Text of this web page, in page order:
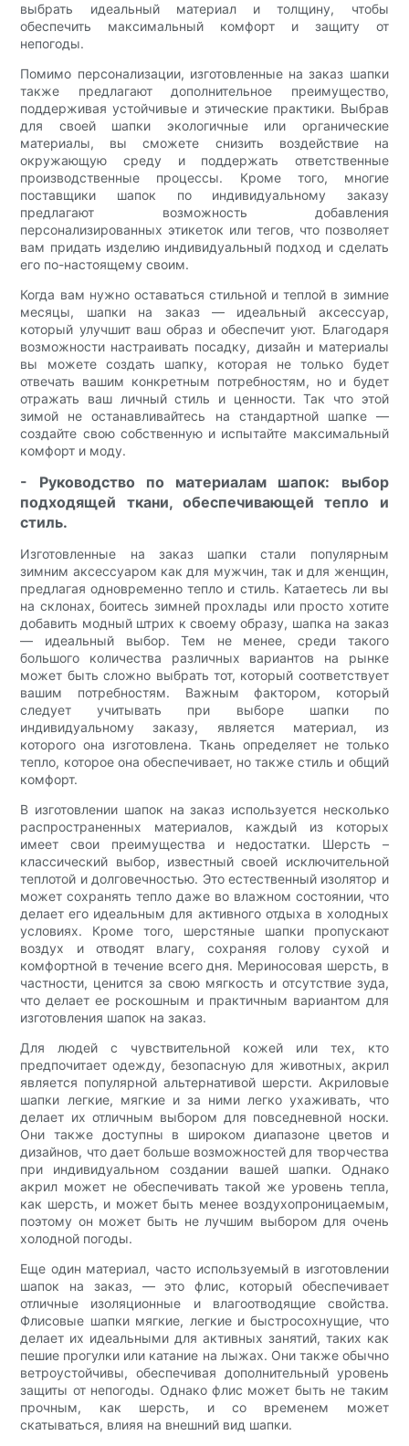
выбрать идеальный материал и толщину, чтобы
обеспечить максимальный комфорт и защиту от
непогоды.
Помимо персонализации, изготовленные на заказ шапки
также предлагают дополнительное преимущество,
поддерживая устойчивые и этические практики. Выбрав
для своей шапки экологичные или органические
материалы, вы сможете снизить воздействие на
окружающую среду и поддержать ответственные
производственные процессы. Кроме того, многие
поставщики шапок по индивидуальному заказу
предлагают возможность добавления
персонализированных этикеток или тегов, что позволяет
вам придать изделию индивидуальный подход и сделать
его по-настоящему своим.
Когда вам нужно оставаться стильной и теплой в зимние
месяцы, шапки на заказ — идеальный аксессуар,
который улучшит ваш образ и обеспечит уют. Благодаря
возможности настраивать посадку, дизайн и материалы
вы можете создать шапку, которая не только будет
отвечать вашим конкретным потребностям, но и будет
отражать ваш личный стиль и ценности. Так что этой
зимой не останавливайтесь на стандартной шапке —
создайте свою собственную и испытайте максимальный
комфорт и моду.
- Руководство по материалам шапок: выбор
подходящей ткани, обеспечивающей тепло и
стиль.
Изготовленные на заказ шапки стали популярным
зимним аксессуаром как для мужчин, так и для женщин,
предлагая одновременно тепло и стиль. Катаетесь ли вы
на склонах, боитесь зимней прохлады или просто хотите
добавить модный штрих к своему образу, шапка на заказ
— идеальный выбор. Тем не менее, среди такого
большого количества различных вариантов на рынке
может быть сложно выбрать тот, который соответствует
вашим потребностям. Важным фактором, который
следует учитывать при выборе шапки по
индивидуальному заказу, является материал, из
которого она изготовлена. Ткань определяет не только
тепло, которое она обеспечивает, но также стиль и общий
комфорт.
В изготовлении шапок на заказ используется несколько
распространенных материалов, каждый из которых
имеет свои преимущества и недостатки. Шерсть –
классический выбор, известный своей исключительной
теплотой и долговечностью. Это естественный изолятор и
может сохранять тепло даже во влажном состоянии, что
делает его идеальным для активного отдыха в холодных
условиях. Кроме того, шерстяные шапки пропускают
воздух и отводят влагу, сохраняя голову сухой и
комфортной в течение всего дня. Мериносовая шерсть, в
частности, ценится за свою мягкость и отсутствие зуда,
что делает ее роскошным и практичным вариантом для
изготовления шапок на заказ.
Для людей с чувствительной кожей или тех, кто
предпочитает одежду, безопасную для животных, акрил
является популярной альтернативой шерсти. Акриловые
шапки легкие, мягкие и за ними легко ухаживать, что
делает их отличным выбором для повседневной носки.
Они также доступны в широком диапазоне цветов и
дизайнов, что дает больше возможностей для творчества
при индивидуальном создании вашей шапки. Однако
акрил может не обеспечивать такой же уровень тепла,
как шерсть, и может быть менее воздухопроницаемым,
поэтому он может быть не лучшим выбором для очень
холодной погоды.
Еще один материал, часто используемый в изготовлении
шапок на заказ, — это флис, который обеспечивает
отличные изоляционные и влагоотводящие свойства.
Флисовые шапки мягкие, легкие и быстросохнущие, что
делает их идеальными для активных занятий, таких как
пешие прогулки или катание на лыжах. Они также обычно
ветроустойчивы, обеспечивая дополнительный уровень
защиты от непогоды. Однако флис может быть не таким
прочным, как шерсть, и со временем может
скатываться, влияя на внешний вид шапки.